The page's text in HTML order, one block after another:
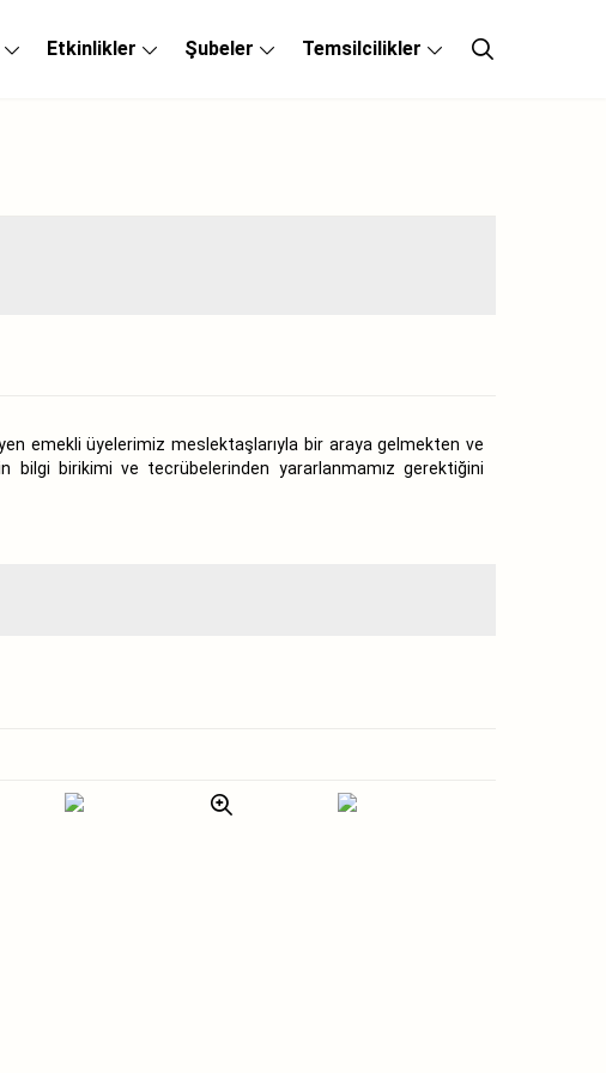
Etkinlikler Şubeler Temsilcilikler
emekli üyelerimiz meslektaşlarıyla bir araya gelmekten ve
bilgi birikimi ve tecrübelerinden yararlanmamız gerektiğini